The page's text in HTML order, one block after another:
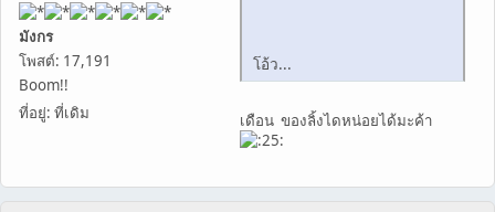
มังกร
โพสต์: 17,191
Boom!!
ที่อยู่: ที่เดิม
โอ้ว...
เดือน ของลิ้งไดหน่อยได้มะค้า